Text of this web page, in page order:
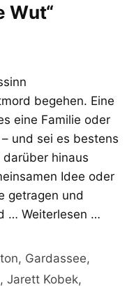
Wut“
begehen. Eine
eine Familie oder
und sei es bestens
hinaus
Idee oder
getragen und
… Weiterlesen …
, Gardassee,
, Jarett Kobek,